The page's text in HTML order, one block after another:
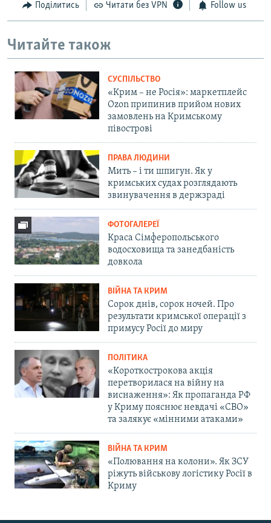
Поділитись Читати без VPN Follow us
Читайте також
СУСПІЛЬСТВО
«Крим – не Росія»: маркетплейс
Ozon припинив прийом нових
замовлень на Кримському
півострові
ПРАВА ЛЮДИНИ
Мить – і ти шпигун. Як у
кримських судах розглядають
звинувачення в держзраді
ФОТОГАЛЕРЕЇ
Краса Сімферопольського
водосховища та занедбаність
довкола
ВІЙНА ТА КРИМ
Сорок днів, сорок ночей. Про
результати кримської операції з
примусу Росії до миру
ПОЛІТИКА
«Короткострокова акція
перетворилася на війну на
виснаження»: Як пропаганда РФ
у Криму пояснює невдачі «СВО»
та залякує «мінними атаками»
ВІЙНА ТА КРИМ
«Полювання на колони». Як ЗСУ
ріжуть військову логістику Росії в
Криму